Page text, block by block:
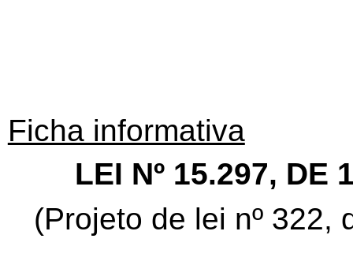
Ficha informativa
LEI Nº 15.297, DE
(Projeto de lei nº 322,